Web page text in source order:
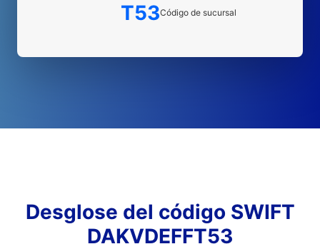
T53Código de sucursal
Desglose del código SWIFT
DAKVDEFFT53